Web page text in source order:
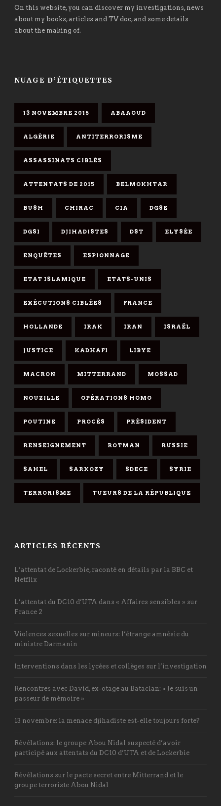
On this website, you can discover my investigations, news
about my books, articles and TV doc, and some details
about the making of.
NUAGE D’ÉTIQUETTES
13 NOVEMBRE 2015 ABAAOUD
ALGÉRIE ANTITERRORISME
ASSASSINATS CIBLÉS
ATTENTATS DE 2015 BELMOKHTAR
BUSH CHIRAC CIA DGSE
DGSI DJIHADISTES DST ELYSÉE
ENQUÊTES ESPIONNAGE
ETAT ISLAMIQUE ETATS-UNIS
EXÉCUTIONS CIBLÉES FRANCE
HOLLANDE IRAK IRAN ISRAËL
JUSTICE KADHAFI LIBYE
MACRON MITTERRAND MOSSAD
NOUZILLE OPÉRATIONS HOMO
POUTINE PROCÈS PRÉSIDENT
RENSEIGNEMENT ROTMAN RUSSIE
SAHEL SARKOZY SDECE SYRIE
TERRORISME TUEURS DE LA RÉPUBLIQUE
ARTICLES RÉCENTS
L’attentat de Lockerbie, raconté en détails par la BBC et
Netflix
L’attentat du DC10 d’UTA dans « Affaires sensibles » sur
France 2
Violences sexuelles sur mineurs: l’étrange amnésie du
ministre Darmanin
Interventions dans les lycées et collèges sur l’investigation
Rencontres avec David, ex-otage au Bataclan: « Je suis un
passeur de mémoire »
13 novembre: la menace djihadiste est-elle toujours forte?
Révélations: le groupe Abou Nidal suspecté d’avoir
participé aux attentats du DC10 d’UTA et de Lockerbie
Révélations sur le pacte secret entre Mitterrand et le
groupe terroriste Abou Nidal